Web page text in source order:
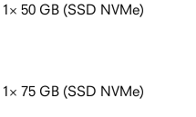
1× 50 GB (SSD NVMe)
1× 75 GB (SSD NVMe)